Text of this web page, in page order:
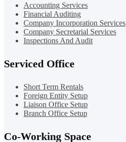
Accounting Services
Financial Auditing
Company Incorporation Services
Company Secretarial Services
Inspections And Audit
Serviced Office
Short Term Rentals
Foreign Entity Setup
Liaison Office Setup
Branch Office Setup
Co-Working Space